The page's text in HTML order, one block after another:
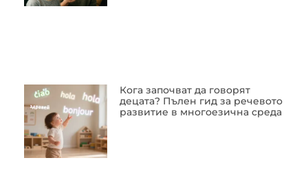
Кога започват да говорят
децата? Пълен гид за речевото
развитие в многоезична среда